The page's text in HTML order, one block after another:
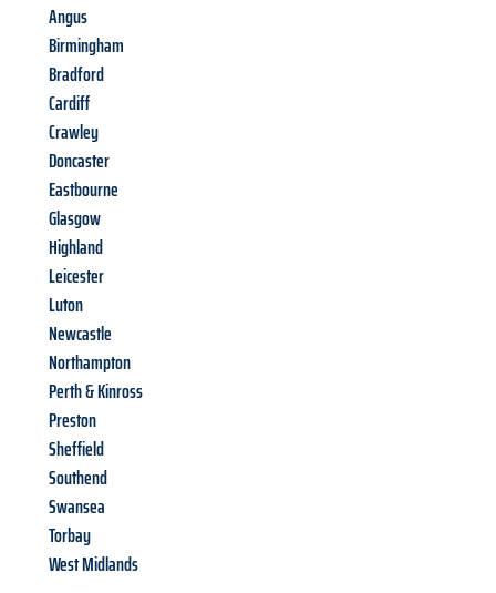
Angus
Birmingham
Bradford
Cardiff
Crawley
Doncaster
Eastbourne
Glasgow
Highland
Leicester
Luton
Newcastle
Northampton
Perth & Kinross
Preston
Sheffield
Southend
Swansea
Torbay
West Midlands